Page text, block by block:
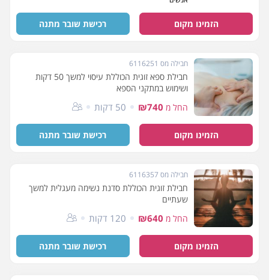
הזמינו מקום רכישת שובר מתנה
חבילה מס 6116251
חבילת ספא זוגית הכוללת עיסוי למשך 50 דקות
ושימוש במתקני הספא
החל מ ₪740 50 דקות
הזמינו מקום רכישת שובר מתנה
חבילה מס 6116357
חבילת זוגית הכוללת סדנת נשימה מעגלית למשך
שעתיים
החל מ ₪640 120 דקות
הזמינו מקום רכישת שובר מתנה